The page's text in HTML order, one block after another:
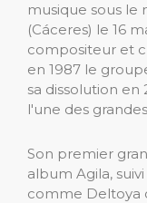
musique sous le
(Cáceres) le 16
compositeur et
en 1987 le
sa dissolution
l'une des
Son premier
album Agila,
comme Deltoya